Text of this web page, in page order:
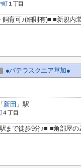
町１丁目
育可♪(細則有)■ ■新規内
●パテラスクエア草加●
「 新田 」駅
４丁目
まで徒歩9分♪■ ■角部屋